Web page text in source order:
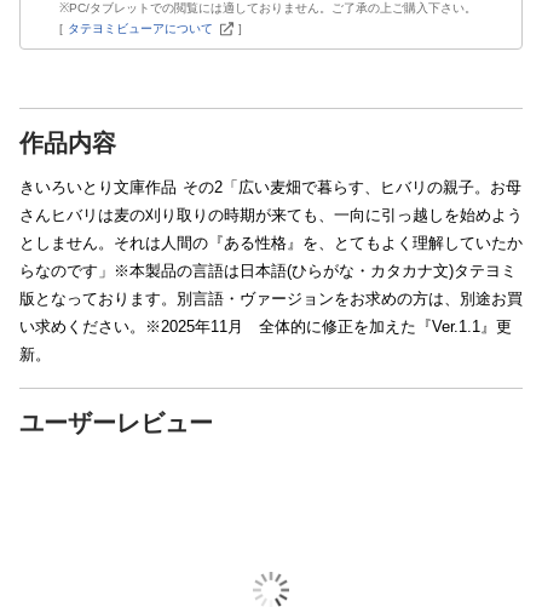
※PC/タブレットでの閲覧には適しておりません。ご了承の上ご購入下さい。
[ タテヨミビューアについて ]
作品内容
きいろいとり文庫作品 その2「広い麦畑で暮らす、ヒバリの親子。お母
さんヒバリは麦の刈り取りの時期が来ても、一向に引っ越しを始めよう
としません。それは人間の『ある性格』を、とてもよく理解していたか
らなのです」※本製品の言語は日本語(ひらがな・カタカナ文)タテヨミ
版となっております。別言語・ヴァージョンをお求めの方は、別途お買
い求めください。※2025年11月 全体的に修正を加えた『Ver.1.1』更
新。
ユーザーレビュー